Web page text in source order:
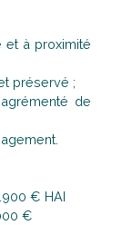
et à proximité
préservé ;
de
€ HAI
€